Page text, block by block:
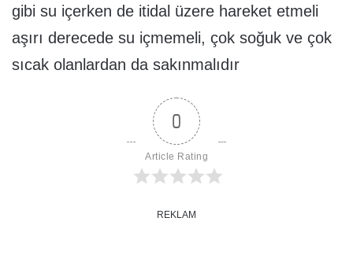
gibi su içerken de itidal üzere hareket etmeli
aşırı derecede su içmemeli, çok soğuk ve çok
sıcak olanlardan da sakınmalıdır
0
Article Rating
REKLAM